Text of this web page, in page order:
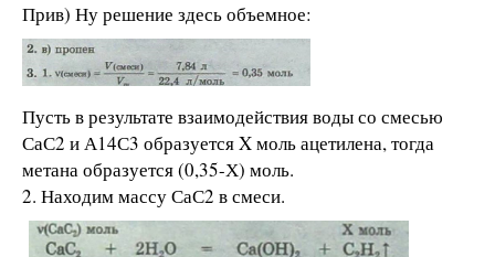
Прив) Ну решение здесь объемное:
Пусть в результате взаимодействия воды со смесью
СаС2 и А14С3 образуется X моль ацетилена, тогда
метана образуется (0,35-Х) моль.
2. Находим массу СаС2 в смеси.